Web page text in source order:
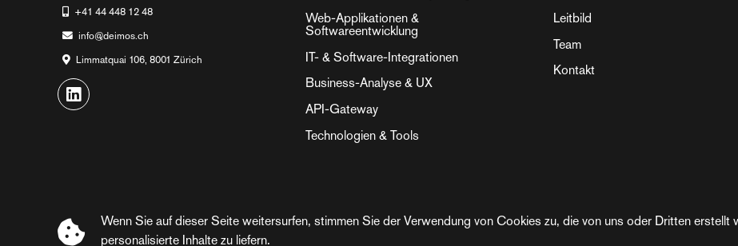
+41 44 448 12 48
info@deimos.ch
Limmatquai 106, 8001 Zürich
Web-Applikationen &
Softwareentwicklung
IT- & Software-Integrationen
Business-Analyse & UX
API-Gateway
Technologien & Tools
Leitbild
Team
Kontakt
©2026 Deimos AG. All rights reserved
Wenn Sie auf dieser Seite weitersurfen, stimmen Sie der Verwendung von Cookies zu, die von uns oder Dritten erstellt
personalisierte Inhalte zu liefern.